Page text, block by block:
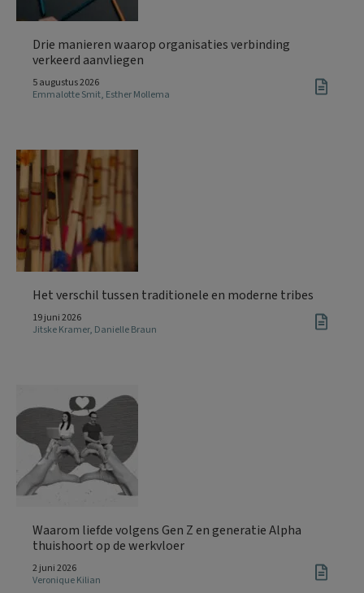
Drie manieren waarop organisaties verbinding
verkeerd aanvliegen
5 augustus 2026
Emmalotte Smit, Esther Mollema
Het verschil tussen traditionele en moderne tribes
19 juni 2026
Jitske Kramer, Danielle Braun
Waarom liefde volgens Gen Z en generatie Alpha
thuishoort op de werkvloer
2 juni 2026
Veronique Kilian